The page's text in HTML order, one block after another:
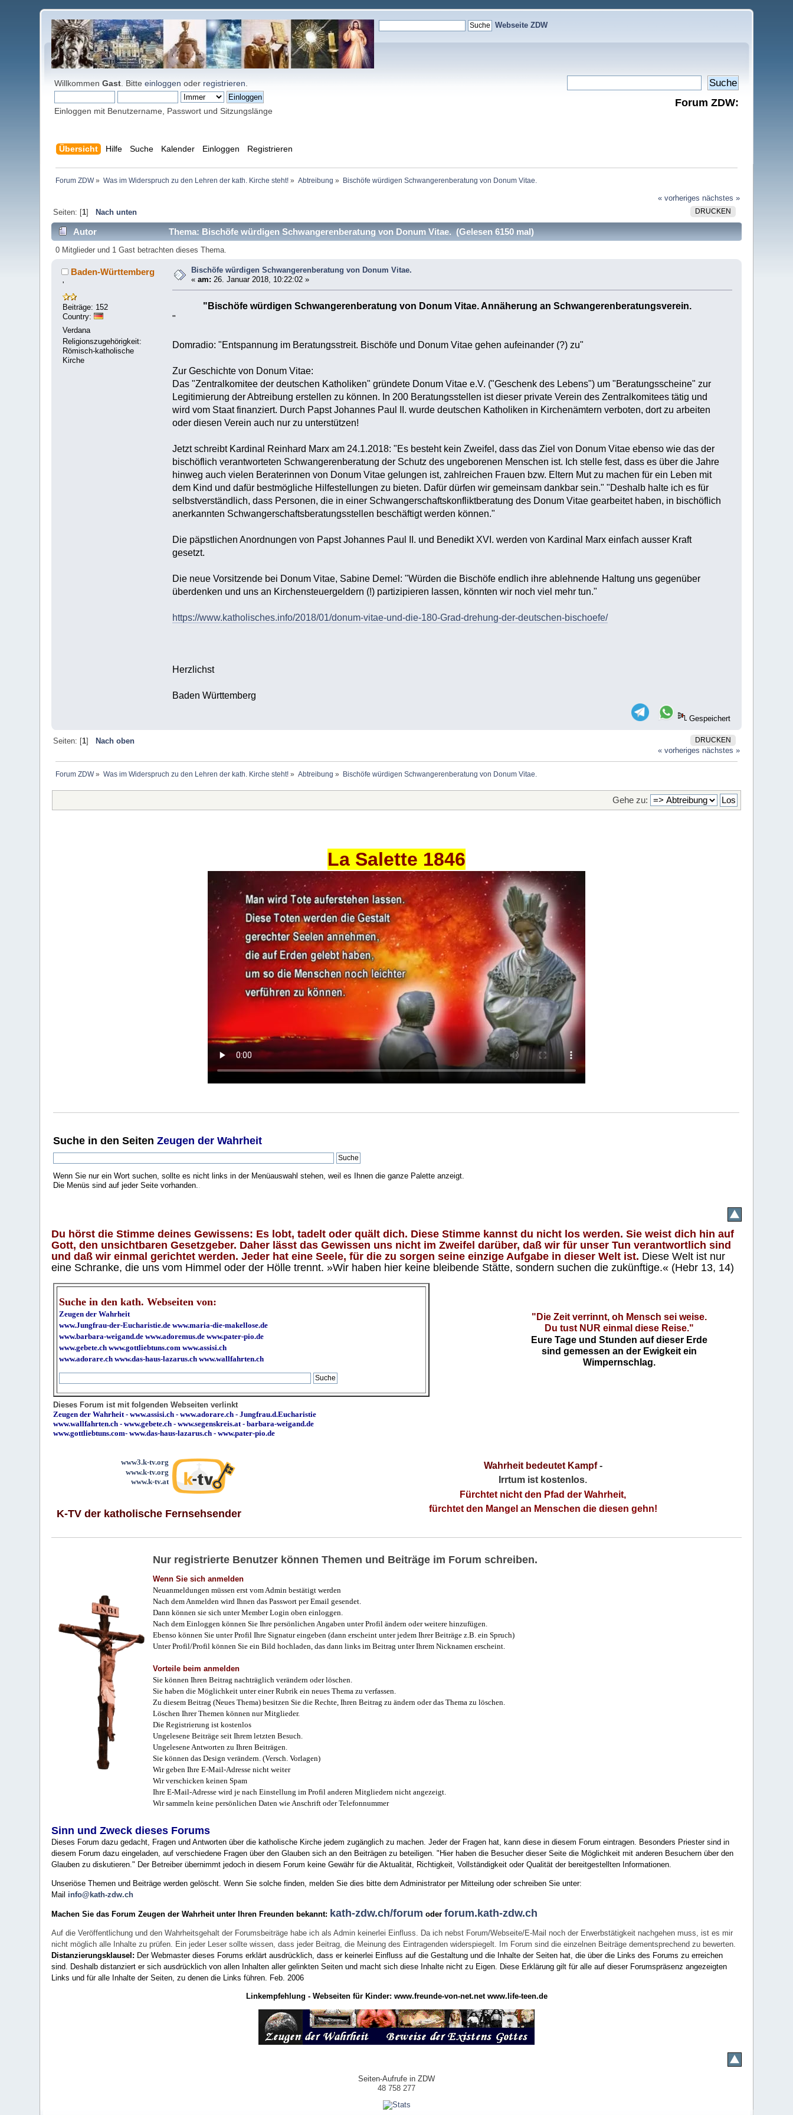
Webseite ZDW
WillkommenGast . Bitteeinloggen oder registrieren
Einloggen mit Benutzername, Passwort und Sitzungslänge
Forum ZDW:
Übersicht Hilfe Suche Kalender Einloggen Registrieren
Forum ZDW» Was im Widerspruch zu den Lehren der kath. Kirche steht!» Abtreibung » Bischöfe würdigen Schwangerenberatung von Donum Vitae.
« vorheriges nächstes »
DRUCKEN
Seiten: [1] Nach unten
Autor Thema: Bischöfe würdigen Schwangerenberatung von Donum Vitae. (Gelesen 6150 mal)
0 Mitglieder und 1 Gast betrachten dieses Thema.
Baden-Württemberg
'
Beiträge: 152
Country:
Verdana
Religionszugehörigkeit:
Römisch-katholische
Kirche
Bischöfe würdigen Schwangerenberatung von Donum Vitae.
«am: 26. Januar 2018, 10:22:02 »
"Bischöfe würdigen Schwangerenberatung von Donum Vitae. Annäherung an Schwangerenberatungsverein.
"
Domradio: "Entspannung im Beratungsstreit. Bischöfe und Donum Vitae gehen aufeinander (?) zu"
Zur Geschichte von Donum Vitae:
Das "Zentralkomitee der deutschen Katholiken" gründete Donum Vitae e.V. ("Geschenk des Lebens") um "Beratungsscheine" zur
Legitimierung der Abtreibung erstellen zu können. In 200 Beratungsstellen ist dieser private Verein des Zentralkomitees tätig und
wird vom Staat finanziert. Durch Papst Johannes Paul II. wurde deutschen Katholiken in Kirchenämtern verboten, dort zu arbeiten
oder diesen Verein auch nur zu unterstützen!
Jetzt schreibt Kardinal Reinhard Marx am 24.1.2018: "Es besteht kein Zweifel, dass das Ziel von Donum Vitae ebenso wie das der
bischöflich verantworteten Schwangerenberatung der Schutz des ungeborenen Menschen ist. Ich stelle fest, dass es über die Jahre
hinweg auch vielen Beraterinnen von Donum Vitae gelungen ist, zahlreichen Frauen bzw. Eltern Mut zu machen für ein Leben mit
dem Kind und dafür bestmögliche Hilfestellungen zu bieten. Dafür dürfen wir gemeinsam dankbar sein." "Deshalb halte ich es für
selbstverständlich, dass Personen, die in einer Schwangerschaftskonfliktberatung des Donum Vitae gearbeitet haben, in bischöflich
anerkannten Schwangerschaftsberatungsstellen beschäftigt werden können."
Die päpstlichen Anordnungen von Papst Johannes Paul II. und Benedikt XVI. werden von Kardinal Marx einfach ausser Kraft
gesetzt.
Die neue Vorsitzende bei Donum Vitae, Sabine Demel: "Würden die Bischöfe endlich ihre ablehnende Haltung uns gegenüber
überdenken und uns an Kirchensteuergeldern (!) partizipieren lassen, könnten wir noch viel mehr tun."
https://www.katholisches.info/2018/01/donum-vitae-und-die-180-Grad-drehung-der-deutschen-bischoefe/
Herzlichst
Baden Württemberg
Gespeichert
DRUCKEN
Seiten: [1]
Nach oben
« vorheriges nächstes »
Forum ZDW» Was im Widerspruch zu den Lehren der kath. Kirche steht!» Abtreibung » Bischöfe würdigen Schwangerenberatung von Donum Vitae.
Gehe zu:
La Salette 1846
Suche in den SeitenZeugen der Wahrheit
Wenn Sie nur ein Wort suchen, sollte es nicht links in der Menüauswahl stehen, weil es Ihnen die ganze Palette anzeigt.
Die Menüs sind auf jeder Seite vorhanden..
Du hörst die Stimme deines Gewissens: Es lobt, tadelt oder quält dich. Diese Stimme kannst du nicht los werden. Sie weist dich hin auf
Gott, den unsichtbaren Gesetzgeber. Daher lässt das Gewissen uns nicht im Zweifel darüber, daß wir für unser Tun verantwortlich sind
und daß wir einmal gerichtet werden. Jeder hat eine Seele, für die zu sorgen seine einzige Aufgabe in dieser Welt ist. Diese Welt ist nur
eine Schranke, die uns vom Himmel oder der Hölle trennt. »Wir haben hier keine bleibende Stätte, sondern suchen die zukünftige.« (Hebr 13, 14)
Suche in den kath. Webseiten von:
Zeugen der Wahrheit
www.Jungfrau-der-Eucharistie.de www.maria-die-makellose.de
www.barbara-weigand.de www.adoremus.de www.pater-pio.de
www.gebete.ch www.gottliebtuns.com www.assisi.ch
www.adorare.ch www.das-haus-lazarus.ch www.wallfahrten.ch
"Die Zeit verrinnt, oh Mensch sei weise.
Du tust NUR einmal diese Reise."
Eure Tage und Stunden auf dieser Erde
sind gemessen an der Ewigkeit ein
Wimpernschlag.
Dieses Forum ist mit folgenden Webseiten verlinkt
Zeugen der Wahrheit-www.assisi.ch -www.adorare.ch -Jungfrau.d.Eucharistie
www.wallfahrten.ch -www.gebete.ch -www.segenskreis.at-barbara-weigand.de
www.gottliebtuns.com-www.das-haus-lazarus.ch - www.pater-pio.de
www3.k-tv.org
www.k-tv.org
www.k-tv.at
K-TV der katholische Fernsehsender
Wahrheit bedeutet Kampf-
Irrtum ist kostenlos.
Fürchtet nicht den Pfad der Wahrheit,
fürchtet den Mangel an Menschen die diesen gehn!
Nur registrierte Benutzer können Themen und Beiträge im Forum schreiben.
Wenn Sie sich anmelden
Neuanmeldungen müssen erst vom Admin bestätigt werden
Nach dem Anmelden wird Ihnen das Passwort per Email gesendet.
Dann können sie sich unter Member Login oben einloggen.
Nach dem Einloggen können Sie Ihre persönlichen Angaben unter Profil ändern oder weitere hinzufügen.
Ebenso können Sie unter Profil Ihre Signatur eingeben (dann erscheint unter jedem Ihrer Beiträge z.B. ein Spruch)
Unter Profil/Profil können Sie ein Bild hochladen, das dann links im Beitrag unter Ihrem Nicknamen erscheint.
Vorteile beim anmelden
Sie können Ihren Beitrag nachträglich verändern oder löschen.
Sie haben die Möglichkeit unter einer Rubrik ein neues Thema zu verfassen.
Zu diesem Beitrag (Neues Thema) besitzen Sie die Rechte, Ihren Beitrag zu ändern oder das Thema zu löschen.
Löschen Ihrer Themen können nur Mitglieder.
Die Registrierung ist kostenlos
Ungelesene Beiträge seit Ihrem letzten Besuch.
Ungelesene Antworten zu Ihren Beiträgen.
Sie können das Design verändern. (Versch. Vorlagen)
Wir geben Ihre E-Mail-Adresse nicht weiter
Wir verschicken keinen Spam
Ihre E-Mail-Adresse wird je nach Einstellung im Profil anderen Mitgliedern nicht angezeigt.
Wir sammeln keine persönlichen Daten wie Anschrift oder Telefonnummer
Sinn und Zweck dieses Forums
Dieses Forum dazu gedacht, Fragen und Antworten über die katholische Kirche jedem zugänglich zu machen. Jeder der Fragen hat, kann diese in diesem Forum eintragen. Besonders Priester sind in
diesem Forum dazu eingeladen, auf verschiedene Fragen über den Glauben sich an den Beiträgen zu beteiligen. "Hier haben die Besucher dieser Seite die Möglichkeit mit anderen Besuchern über den
Glauben zu diskutieren." Der Betreiber übernimmt jedoch in diesem Forum keine Gewähr für die Aktualität, Richtigkeit, Vollständigkeit oder Qualität der bereitgestellten Informationen.
Unseriöse Themen und Beiträge werden gelöscht. Wenn Sie solche finden, melden Sie dies bitte dem Administrator per Mitteilung oder schreiben Sie unter:
Mail info@kath-zdw.ch
Machen Sie das Forum Zeugen der Wahrheit unter Ihren Freunden bekannt: kath-zdw.ch/forum oderforum.kath-zdw.ch
Auf die Veröffentlichung und den Wahrheitsgehalt der Forumsbeiträge habe ich als Admin keinerlei Einfluss. Da ich nebst Forum/Webseite/E-Mail noch der Erwerbstätigkeit nachgehen muss, ist es mir
nicht möglich alle Inhalte zu prüfen. Ein jeder Leser sollte wissen, dass jeder Beitrag, die Meinung des Eintragenden widerspiegelt. Im Forum sind die einzelnen Beiträge dementsprechend zu bewerten.
Distanzierungsklausel: Der Webmaster dieses Forums erklärt ausdrücklich, dass er keinerlei Einfluss auf die Gestaltung und die Inhalte der Seiten hat, die über die Links des Forums zu erreichen
sind. Deshalb distanziert er sich ausdrücklich von allen Inhalten aller gelinkten Seiten und macht sich diese Inhalte nicht zu Eigen. Diese Erklärung gilt für alle auf dieser Forumspräsenz angezeigten
Links und für alle Inhalte der Seiten, zu denen die Links führen. Feb. 2006
Linkempfehlung - Webseiten für Kinder: www.freunde-von-net.net www.life-teen.de
Seiten-Aufrufe in ZDW
48 758 277